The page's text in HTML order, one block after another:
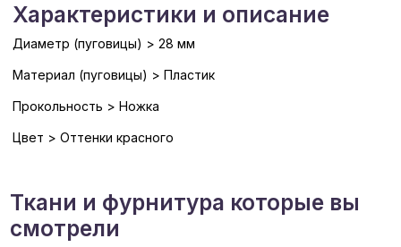
Характеристики и описание
Диаметр (пуговицы) > 28 мм
Материал (пуговицы) > Пластик
Прокольность > Ножка
Цвет > Оттенки красного
Ткани и фурнитура которые вы
смотрели